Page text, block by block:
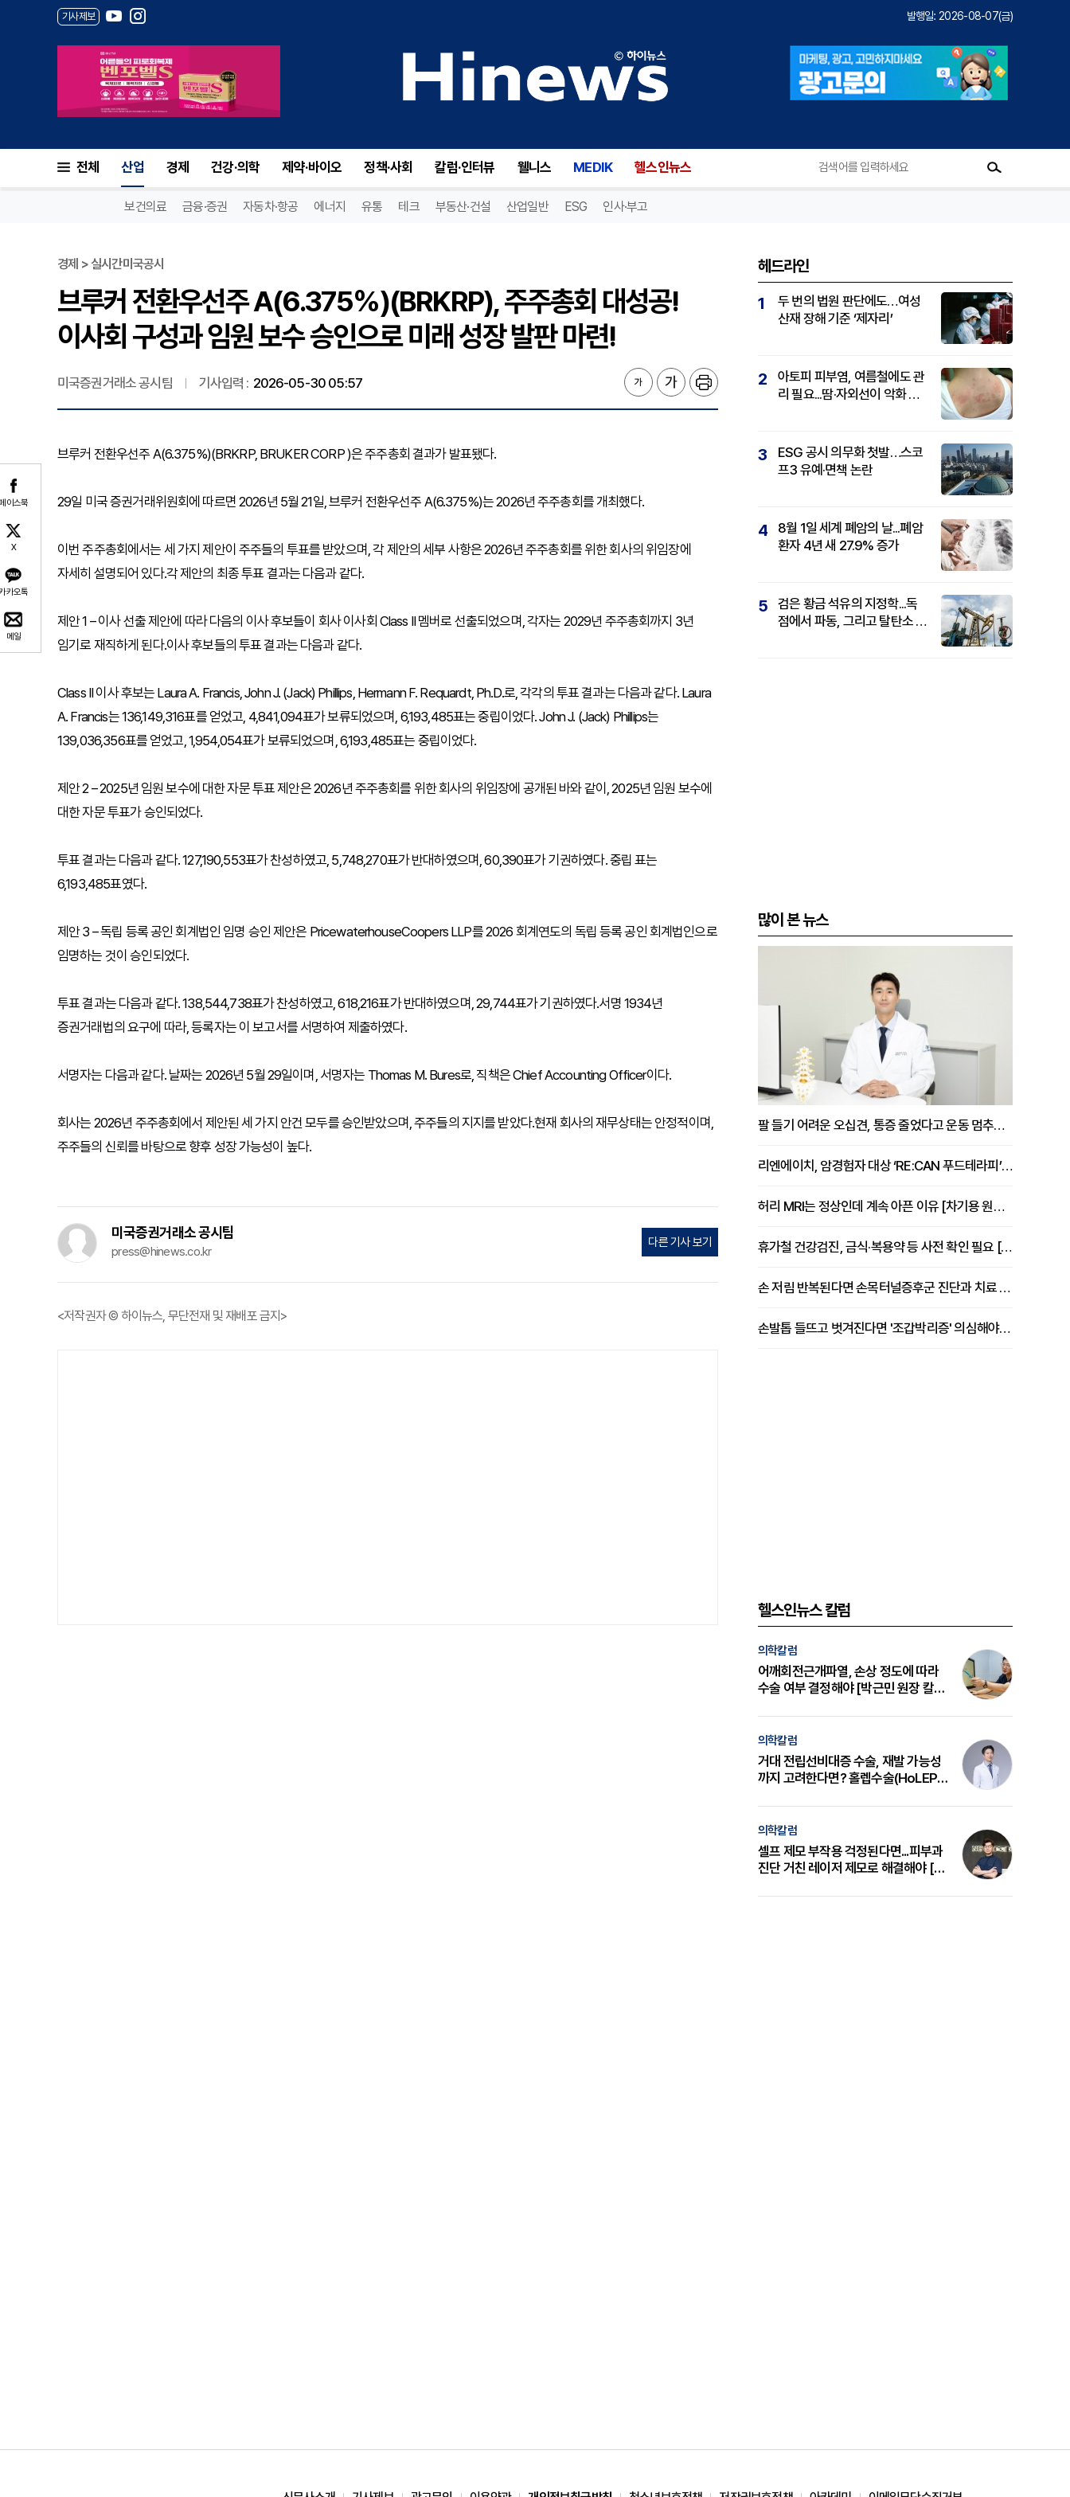
기사제보 발행일: 2026-08-07(금)
전체 산업 경제 건강·의학 제약·바이오 정책·사회 칼럼·인터뷰 웰니스 MEDIK 헬스인뉴스
보건의료 금융·증권 자동차·항공 에너지 유통 테크 부동산·건설 산업일반 ESG 인사·부고
이스북
X
카오톡
메일
경제 > 실시간미국공시
브루커 전환우선주 A(6.375%)(BRKRP), 주주총회 대성공!
이사회 구성과 임원 보수 승인으로 미래 성장 발판 마련!
미국증권거래소 공시팀 기사입력 : 2026-05-30 05:57
브루커 전환우선주 A(6.375%)(BRKRP, BRUKER CORP )은 주주총회 결과가 발표됐다.
29일 미국 증권거래위원회에 따르면 2026년 5월 21일, 브루커 전환우선주 A(6.375%)는 2026년 주주총회를 개최했다.
이번 주주총회에서는 세 가지 제안이 주주들의 투표를 받았으며, 각 제안의 세부 사항은 2026년 주주총회를 위한 회사의 위임장에
자세히 설명되어 있다.각 제안의 최종 투표 결과는 다음과 같다.
제안 1 – 이사 선출 제안에 따라 다음의 이사 후보들이 회사 이사회 Class II 멤버로 선출되었으며, 각자는 2029년 주주총회까지 3년
임기로 재직하게 된다.이사 후보들의 투표 결과는 다음과 같다.
Class II 이사 후보는 Laura A. Francis, John J. (Jack) Phillips, Hermann F. Requardt, Ph.D.로, 각각의 투표 결과는 다음과 같다. Laura
A. Francis는 136,149,316표를 얻었고, 4,841,094표가 보류되었으며, 6,193,485표는 중립이었다. John J. (Jack) Phillips는
139,036,356표를 얻었고, 1,954,054표가 보류되었으며, 6,193,485표는 중립이었다.
제안 2 – 2025년 임원 보수에 대한 자문 투표 제안은 2026년 주주총회를 위한 회사의 위임장에 공개된 바와 같이, 2025년 임원 보수에
대한 자문 투표가 승인되었다.
투표 결과는 다음과 같다. 127,190,553표가 찬성하였고, 5,748,270표가 반대하였으며, 60,390표가 기권하였다. 중립 표는
6,193,485표였다.
제안 3 – 독립 등록 공인 회계법인 임명 승인 제안은 PricewaterhouseCoopers LLP를 2026 회계연도의 독립 등록 공인 회계법인으로
임명하는 것이 승인되었다.
투표 결과는 다음과 같다. 138,544,738표가 찬성하였고, 618,216표가 반대하였으며, 29,744표가 기권하였다.서명 1934년
증권거래법의 요구에 따라, 등록자는 이 보고서를 서명하여 제출하였다.
서명자는 다음과 같다. 날짜는 2026년 5월 29일이며, 서명자는 Thomas M. Bures로, 직책은 Chief Accounting Officer이다.
회사는 2026년 주주총회에서 제안된 세 가지 안건 모두를 승인받았으며, 주주들의 지지를 받았다.현재 회사의 재무상태는 안정적이며,
주주들의 신뢰를 바탕으로 향후 성장 가능성이 높다.
미국증권거래소 공시팀
press@hinews.co.kr
다른 기사 보기
<저작권자 © 하이뉴스, 무단전재 및 재배포 금지>
헤드라인
1
두 번의 법원 판단에도…여성
산재 장해 기준 ‘제자리’
2
아토피 피부염, 여름철에도 관
리 필요...땀·자외선이 악화 요
3
ESG 공시 의무화 첫발…스코
프3 유예·면책 논란
4
8월 1일 세계 폐암의 날...폐암
환자 4년 새 27.9% 증가
5
검은 황금 석유의 지정학...독
점에서 파동, 그리고 탈탄소 패
많이 본 뉴스
팔 들기 어려운 오십견, 통증 줄었다고 운동 멈추면 안 되는 이유 [이병욱 원장 칼럼]
리엔에이치, 암경험자 대상 ‘RE:CAN 푸드테라피’ 운영
허리 MRI는 정상인데 계속 아픈 이유 [차기용 원장 칼럼]
휴가철 건강검진, 금식·복용약 등 사전 확인 필요 [정도감 원장 칼럼]
손 저림 반복된다면 손목터널증후군 진단과 치료 시기 살펴야 [김동현 원장 칼럼]
손발톱 들뜨고 벗겨진다면 '조갑박리증' 의심해야 [김철윤 원장 칼럼]
헬스인뉴스 칼럼
의학칼럼
어깨회전근개파열, 손상 정도에 따라
수술 여부 결정해야 [박근민 원장 칼
의학칼럼
거대 전립선비대증 수술, 재발 가능성
까지 고려한다면? 홀렙수술(HoLEP)
의학칼럼
셀프 제모 부작용 걱정된다면...피부과
진단 거친 레이저 제모로 해결해야 [변